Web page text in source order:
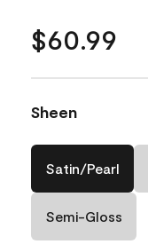
$60.99
Sheen
Satin/Pearl
Semi-Gloss